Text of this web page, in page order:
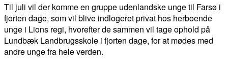
Til juli vil der komme en gruppe udenlandske unge til Farsø i
fjorten dage, som vil blive indlogeret privat hos herboende
unge i Lions regi, hvorefter de sammen vil tage ophold på
Lundbæk Landbrugsskole i fjorten dage, for at mødes med
andre unge fra hele verden.